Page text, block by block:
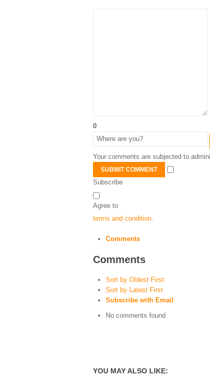
0
Your comments are subjected to
SUBMIT COMMENT
Subscribe
Agree to
terms and condition
Comments
Comments
Sort by Oldest First
Sort by Latest First
Subscribe with Email
No comments found
YOU MAY ALSO LIKE: